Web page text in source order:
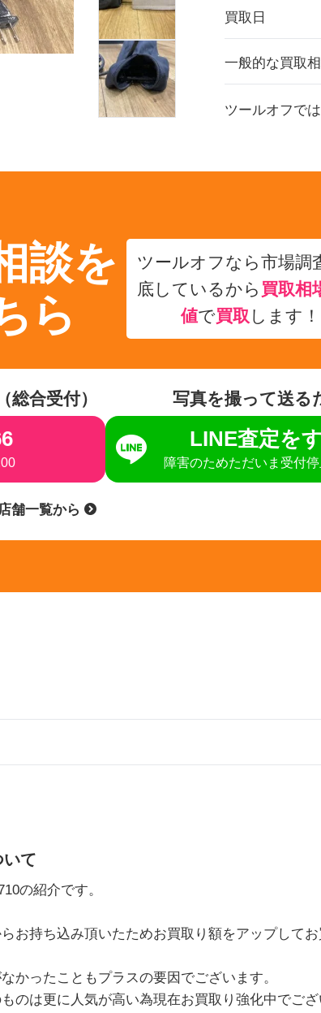
買取日
一般的な買取
ツールオフでは
談を
ら
ツールオフなら市場調
底しているから 買取相
値で買取 します！
合受付） 写真を撮って送る
LINE査定を
障害のためただいま受付
舗一覧から
いて
の紹介です。
お持ち込み頂いたためお買取り額をアップして
かったこともプラスの要因でございます。
のは更に人気が高い為現在お買取り強化中でござ